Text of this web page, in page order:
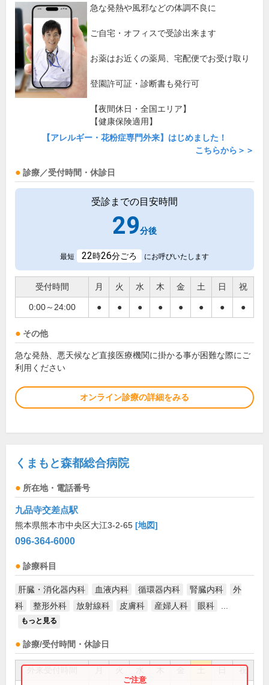
急な発熱や風邪などの体調不良に
ご自宅・オフィスで受診出来ます
お薬はお近くの薬局、宅配便でお受け取り
登園許可証・診断書も発行可
【夜間休日・全国エリア】
【健康保険適用】
【アレルギー・花粉症専門外来】はじめました！
こちらから＞＞
診療／受付時間・休診日
受診までの目安時間
29分後
最短 22時26分ごろ にお呼びいたします
受付時間 月 火 水 木 金 土 日 祝
0:00～24:00 ● ● ● ● ● ● ● ●
その他
急な発熱、悪天候など直接医療機関に掛かる事が困難な際にご
利用ください
オンライン診療の詳細をみる
くまもと森都総合病院
所在地・電話番号
九品寺交差点駅
熊本県熊本市中央区大江3-2-65 [地図]
096-364-6000
診療科目
肝臓・消化器内科 血液内科 循環器内科 腎臓内科
外
科
整形外科 放射線科 皮膚科 産婦人科 眼科
もっと見る
診療/受付時間・休診日
祝